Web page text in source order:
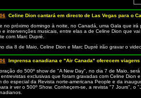
Celine Dion cantará em directo de Las Vegas para o
no próximo domingo à noite, no Canadá, uma Gala que
e intervenções musicais, entre elas a de Celine Dion que
com Marc Dupré.
dia 8 de Maio, Celine Dion e Marc Dupré irão gravar o
Imprensa canadiana e "Air Canada" oferecem
do 500º show de "A New Day", no dia 7 de Maio,
exclusivas que foram gravadas com Celine
do especial da Revista norte-americana People e da
ir ver o 500º Show. Conheçem-se, a revista "7 Jours",